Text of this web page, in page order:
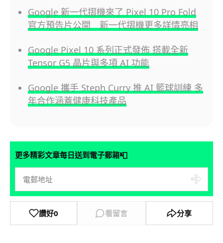
Google 新一代摺機來了 Pixel 10 Pro Fold
官方預告片公開 新一代摺機更多詳情亮相
Google Pixel 10 系列正式發佈 搭載全新
Tensor G5 晶片與多項 AI 功能
Google 攜手 Steph Curry 推 AI 籃球訓練 多
年合作涵蓋健康科技產品
更多精彩文章每日送到電子郵箱📮
讚好0 看留言 分享